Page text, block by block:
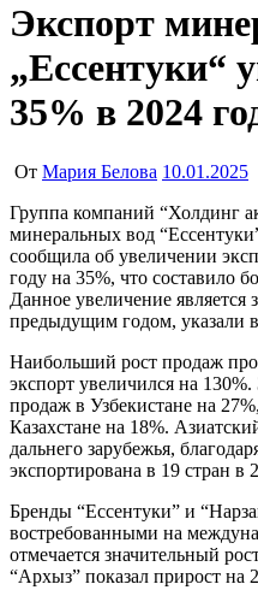
Экспорт
„Ессентуки“
35% в 2024
От Мария Белова 10.01.2025
Группа компаний “Холдинг аква”, производитель знаменитых
минеральных вод
сообщила об увеличении
году на 35%, что составило
Данное увеличение
предыдущим годом, указали
Наибольший рост продаж
экспорт увеличился на
продаж в Узбекистане на
Казахстане на 18%.
дальнего зарубежья,
экспортирована в 19 стран в
Бренды “Ессентуки” и
востребованными на
отмечается значительный
“Архыз” показал прирост на